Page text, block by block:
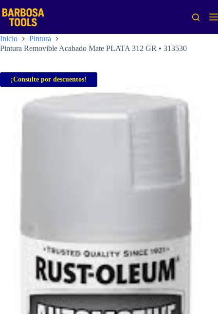
al
contenido
Inicio
Pintura
Pintura Removible Acabado Mate PLATA 312 GR • 313530
¡Consulte por descuentos!